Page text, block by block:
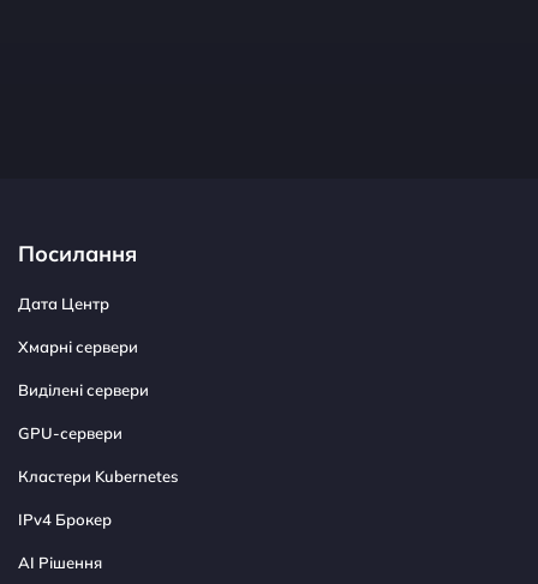
Посилання
Дата Центр
Хмарні сервери
Виділені сервери
GPU-сервери
Кластери Kubernetes
IPv4 Брокер
AI Рішення